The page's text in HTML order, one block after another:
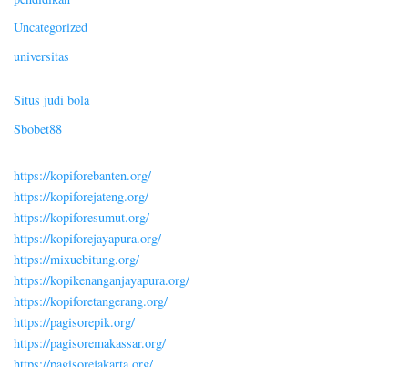
Uncategorized
universitas
Situs judi bola
Sbobet88
https://kopiforebanten.org/
https://kopiforejateng.org/
https://kopiforesumut.org/
https://kopiforejayapura.org/
https://mixuebitung.org/
https://kopikenanganjayapura.org/
https://kopiforetangerang.org/
https://pagisorepik.org/
https://pagisoremakassar.org/
https://pagisorejakarta.org/